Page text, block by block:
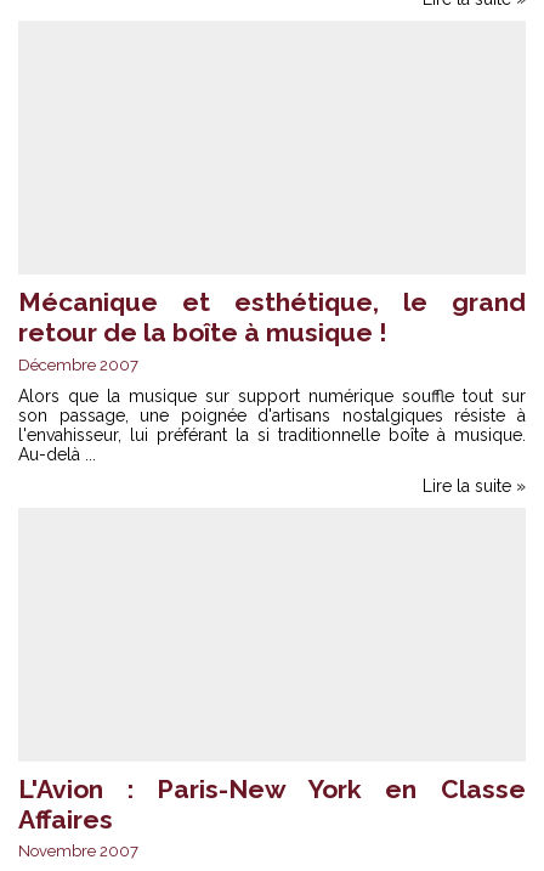
Mécanique et esthétique, le grand
retour de la boîte à musique !
Décembre 2007
Alors que la musique sur support numérique souffle tout sur
son passage, une poignée d'artisans nostalgiques résiste à
l'envahisseur, lui préférant la si traditionnelle boîte à musique.
Au-delà ...
Lire la suite »
L'Avion : Paris-New York en Classe
Affaires
Novembre 2007